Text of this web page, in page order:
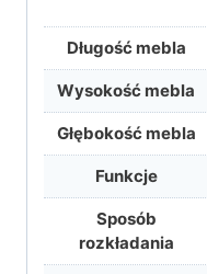
Długość mebla
Wysokość mebla
Głębokość mebla
Funkcje
Sposób
rozkładania